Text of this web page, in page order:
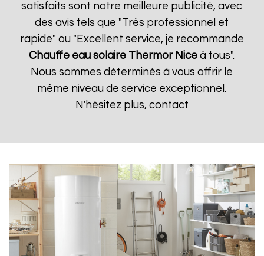
satisfaits sont notre meilleure publicité, avec
des avis tels que "Très professionnel et
rapide" ou "Excellent service, je recommande
Chauffe eau solaire Thermor Nice à tous".
Nous sommes déterminés à vous offrir le
même niveau de service exceptionnel.
N'hésitez plus, contact